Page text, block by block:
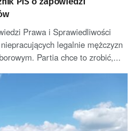
Prawa i Sprawiedliwości
legalnie mężczyzn
Partia chce to zrobić,...